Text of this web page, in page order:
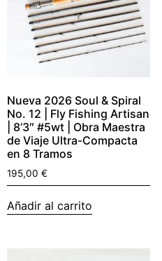
Nueva 2026 Soul & Spiral
No. 12 | Fly Fishing Artisan
| 8’3″ #5wt | Obra Maestra
de Viaje Ultra-Compacta
en 8 Tramos
195,00 €
Añadir al carrito